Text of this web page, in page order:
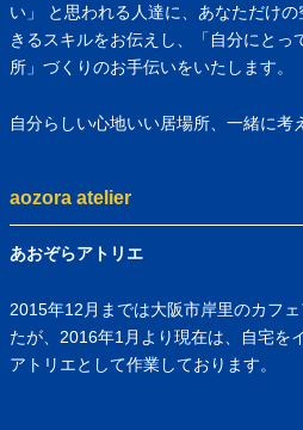
い」 と思われる人達に、あなただけ
きるスキルをお伝えし、「自分にとっ
所」づくりのお手伝いをいたします。
自分らしい心地いい居場所、一緒に考
aozora atelier
あおぞらアトリエ
2015年12月までは大阪市岸里のカフ
たが、2016年1月より現在は、自宅を
アトリエとして作業しております。